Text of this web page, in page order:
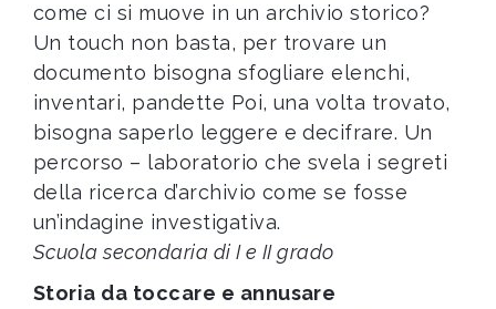
come ci si muove in un archivio storico?
Un touch non basta, per trovare un
documento bisogna sfogliare elenchi,
inventari, pandette Poi, una volta trovato,
bisogna saperlo leggere e decifrare. Un
percorso – laboratorio che svela i segreti
della ricerca d’archivio come se fosse
un’indagine investigativa.
Scuola secondaria di I e II grado
Storia da toccare e annusare